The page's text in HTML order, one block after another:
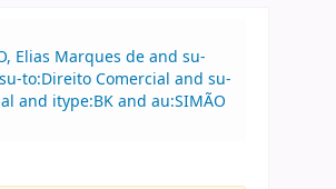
Elias Marques de and su-
to:Direito Comercial and su-
and itype:BK and au:SIMÃO